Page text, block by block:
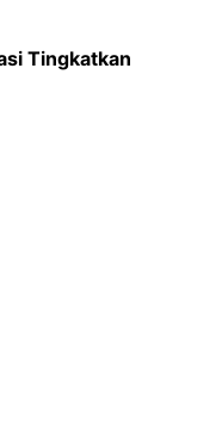
Tingkatkan